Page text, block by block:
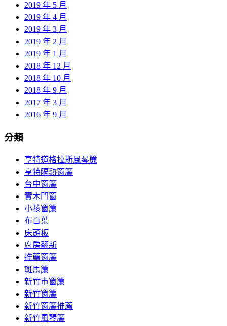
2019 年 5 月
2019 年 4 月
2019 年 3 月
2019 年 2 月
2019 年 1 月
2018 年 12 月
2018 年 10 月
2018 年 9 月
2017 年 3 月
2016 年 9 月
分類
亨特道格拉斯風琴簾
亨特隔熱窗簾
台中窗簾
實木門窗
小孩窗簾
布百葉
床頭板
廚房翻新
推薦窗簾
斑馬簾
新竹市窗簾
新竹窗簾
新竹窗簾推薦
新竹風琴簾